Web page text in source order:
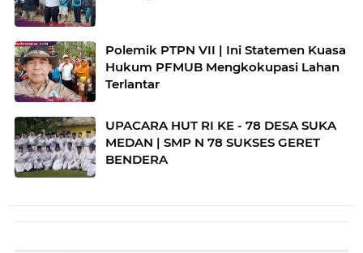
Polemik PTPN VII | Ini Statemen Kuasa
Hukum PFMUB Mengkokupasi Lahan
Terlantar
UPACARA HUT RI KE - 78 DESA SUKA
MEDAN | SMP N 78 SUKSES GERET
BENDERA